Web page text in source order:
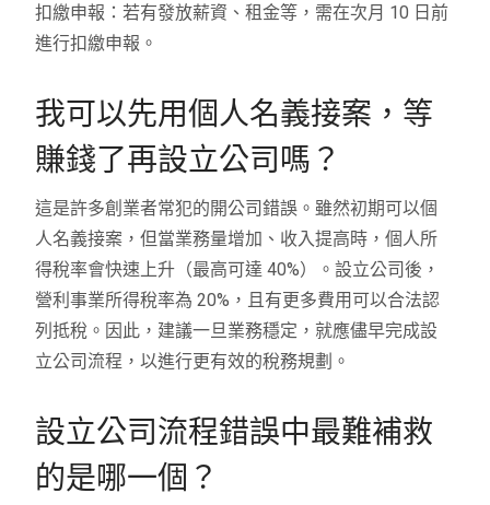
扣繳申報：若有發放薪資、租金等，需在次月 10 日前
進行扣繳申報。
我可以先用個人名義接案，等
賺錢了再設立公司嗎？
這是許多創業者常犯的開公司錯誤。雖然初期可以個
人名義接案，但當業務量增加、收入提高時，個人所
得稅率會快速上升（最高可達 40%）。設立公司後，
營利事業所得稅率為 20%，且有更多費用可以合法認
列抵稅。因此，建議一旦業務穩定，就應儘早完成設
立公司流程，以進行更有效的稅務規劃。
設立公司流程錯誤中最難補救
的是哪一個？